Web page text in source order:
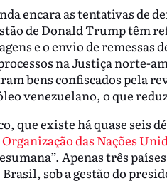
encara as tentativas de
de Donald Trump têm
e o envio de remessas
na Justiça norte-
bens confiscados pela
venezuelano, o que
que existe há quase seis
das Nações
Apenas três
sob a gestão do